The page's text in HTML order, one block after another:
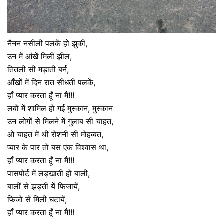
नैनन नसीली पलकें हो झुकी,
उन मेें आंखें मिलीं झील,
तितली सी मड़ाती बर्न,
आँखों में दिन रात सीधती पलकें,
हाँ प्यार करता हूँ ना मैं!!!
लबों में शामिल हो गई मुस्कान, मुस्कान
उन लोगों से मिलने में गुलाब सी चाहत,
ओ चाहत में थी रोशनी सी मोहब्बत,
प्यार के पार तो बस एक विश्वास था,
हाँ प्यार करता हूँ ना मैं!!!
पासपोर्ट में लड़खाती हों बाली,
बालीं से झड़ती यें फिजायें,
फिजो से मिली घटायें,
हाँ प्यार करता हूँ ना मैं!!!